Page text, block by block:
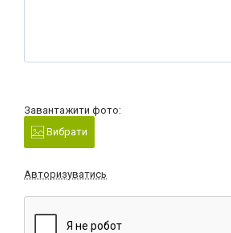
Завантажити фото:
Вибрати
Авторизуватись